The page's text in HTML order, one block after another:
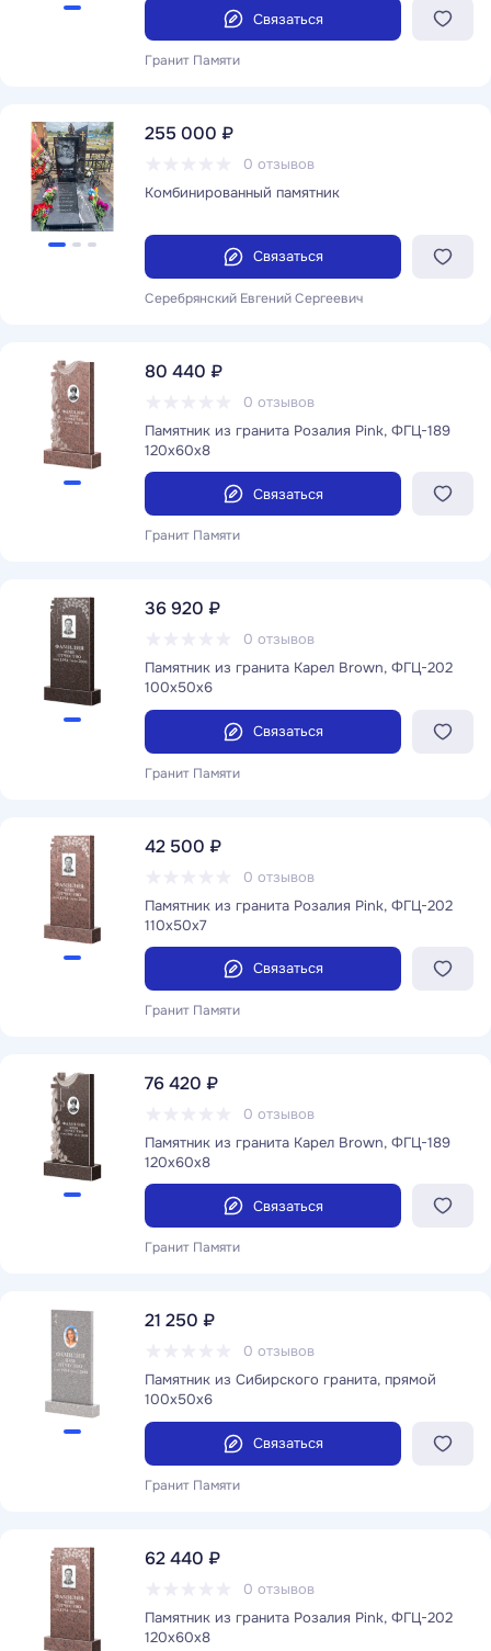
Связаться
Гранит Памяти
255 000 ₽
0 отзывов
Комбинированный памятник
Связаться
Серебрянский Евгений Сергеевич
80 440 ₽
0 отзывов
Памятник из гранита Розалия Pink, ФГЦ-189
120x60x8
Связаться
Гранит Памяти
36 920 ₽
0 отзывов
Памятник из гранита Карел Brown, ФГЦ-202
100x50x6
Связаться
Гранит Памяти
42 500 ₽
0 отзывов
Памятник из гранита Розалия Pink, ФГЦ-202
110x50x7
Связаться
Гранит Памяти
76 420 ₽
0 отзывов
Памятник из гранита Карел Brown, ФГЦ-189
120x60x8
Связаться
Гранит Памяти
21 250 ₽
0 отзывов
Памятник из Сибирского гранита, прямой
100x50x6
Связаться
Гранит Памяти
62 440 ₽
0 отзывов
Памятник из гранита Розалия Pink, ФГЦ-202
120x60x8